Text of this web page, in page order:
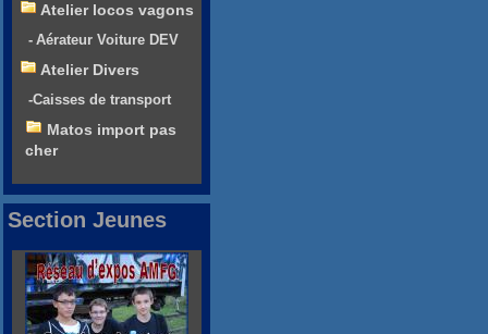
Atelier locos vagons
- Aérateur Voiture DEV
Atelier Divers
-Caisses de transport
Matos import pas
cher
Section Jeunes